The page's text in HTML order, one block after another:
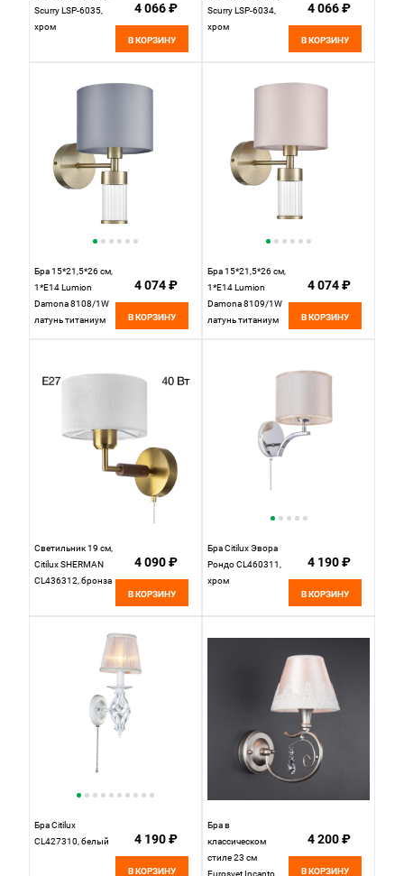
Scurry LSP-6035,
хром
4 066 ₽
В КОРЗИНУ
Scurry LSP-6034,
хром
4 066 ₽
В КОРЗИНУ
Бра 15*21,5*26 см,
1*E14 Lumion
Damona 8108/1W
латунь титаниум
4 074 ₽
В КОРЗИНУ
Бра 15*21,5*26 см,
1*E14 Lumion
Damona 8109/1W
латунь титаниум
4 074 ₽
В КОРЗИНУ
Светильник 19 см,
Citilux SHERMAN
CL436312, бронза
4 090 ₽
В КОРЗИНУ
Бра Citilux Эвора
Рондо CL460311,
хром
4 190 ₽
В КОРЗИНУ
Бра Citilux
CL427310, белый
4 190 ₽
В КОРЗИНУ
Бра в
классическом
стиле 23 см
Eurosvet Incanto
4 200 ₽
В КОРЗИНУ